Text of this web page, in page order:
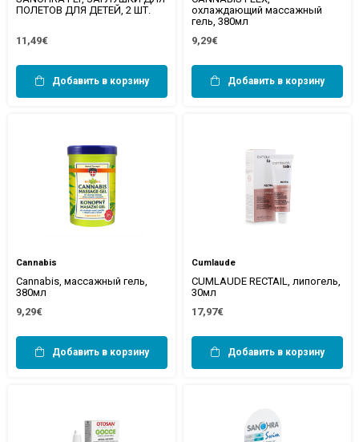
ПОЛЕТОВ ДЛЯ ДЕТЕЙ, 2 ШТ.
11,49€
Добавить в корзину
охлаждающий массажный
гель, 380мл
9,29€
Добавить в корзину
Cannabis
Cannabis, массажный гель,
380мл
9,29€
Добавить в корзину
Cumlaude
CUMLAUDE RECTAIL, липогель,
30мл
17,97€
Добавить в корзину